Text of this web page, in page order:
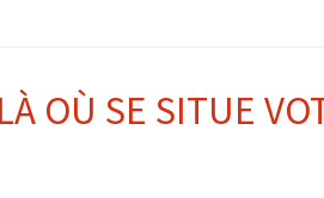
OÙ SE SITUE